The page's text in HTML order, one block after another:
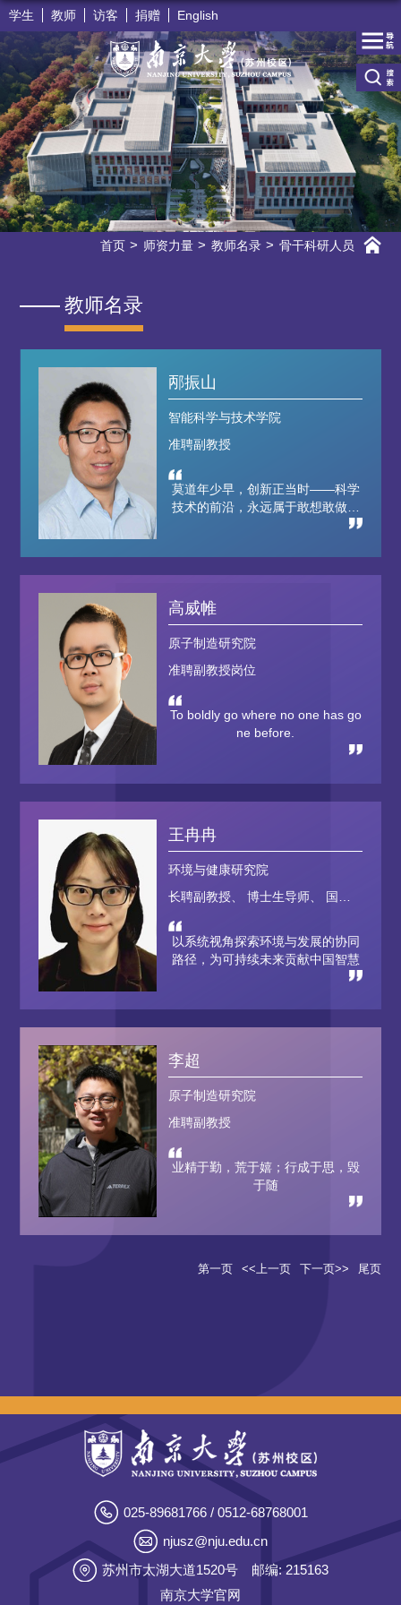
学生 教师 访客 捐赠 English
首页 师资力量 教师名录 骨干科研人员
教师名录
邴振山
智能科学与技术学院
准聘副教授
莫道年少早，创新正当时——科学
技术的前沿，永远属于敢想敢做的
高威帷
原子制造研究院
准聘副教授岗位
To boldly go where no one has go
ne before.
王冉冉
环境与健康研究院
以系统视角探索环境与发展的协同
路径，为可持续未来贡献中国智慧
李超
原子制造研究院
准聘副教授
业精于勤，荒于嬉；行成于思，毁
于随
第一页 <<上一页 下一页>> 尾页
025-89681766 / 0512-68768001
njusz@nju.edu.cn
苏州市太湖大道1520号
邮编: 215163
南京大学官网